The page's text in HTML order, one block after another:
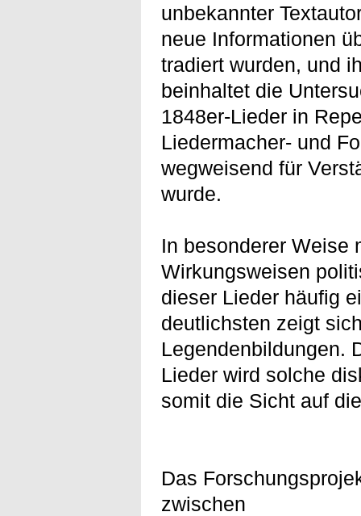
unbekannter
neue Informationen
tradiert wurden, und
beinhaltet die
1848er-Lieder in
Liedermacher- und
wegweisend für
wurde.
In besonderer Weise
Wirkungsweisen
dieser Lieder häufig
deutlichsten zeigt
Legendenbildungen.
Lieder wird solche
somit die Sicht auf
Das
zwischen